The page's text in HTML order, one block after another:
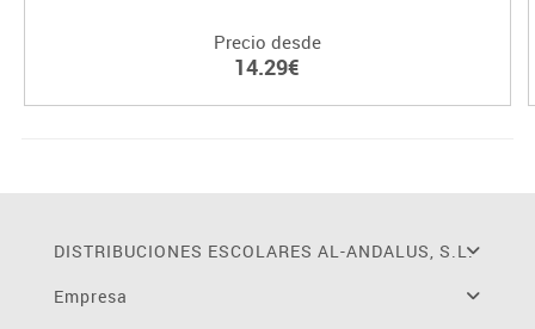
Precio desde
14.29€
DISTRIBUCIONES ESCOLARES AL-ANDALUS, S.L.
Empresa